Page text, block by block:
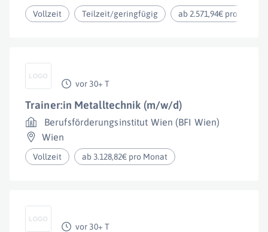
Vollzeit Teilzeit/geringfügig ab 2.571,94€ pro Monat
vor 30+ T
Trainer:in Metalltechnik (m/w/d)
Berufsförderungsinstitut Wien (BFI Wien)
Wien
Vollzeit ab 3.128,82€ pro Monat
vor 30+ T